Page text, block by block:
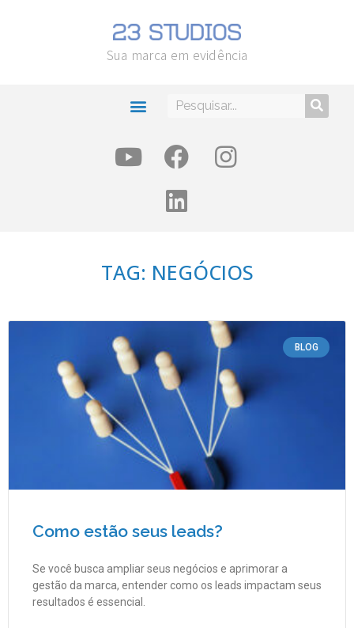
Sua marca em evidência
TAG: NEGÓCIOS
BLOG
Como estão seus leads?
Se você busca ampliar seus negócios e aprimorar a
gestão da marca, entender como os leads impactam seus
resultados é essencial.